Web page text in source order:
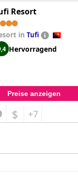
Resort
in Tufi
Hervorragend
Preise anzeigen
$ +7